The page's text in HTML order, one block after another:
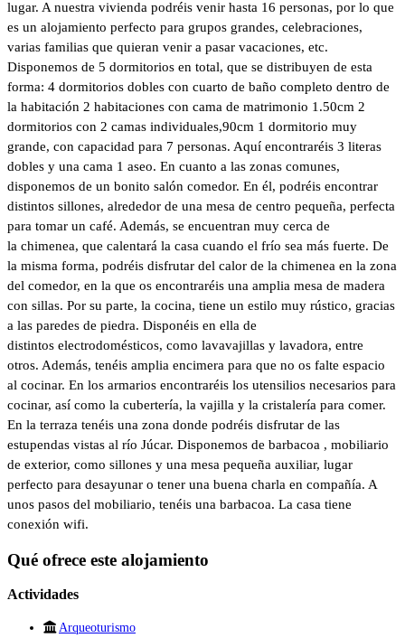
lugar. A nuestra vivienda podréis venir hasta 16 personas, por lo que
es un alojamiento perfecto para grupos grandes, celebraciones,
varias familias que quieran venir a pasar vacaciones, etc.
Disponemos de 5 dormitorios en total, que se distribuyen de esta
forma: 4 dormitorios dobles con cuarto de baño completo dentro de
la habitación 2 habitaciones con cama de matrimonio 1.50cm 2
dormitorios con 2 camas individuales,90cm 1 dormitorio muy
grande, con capacidad para 7 personas. Aquí encontraréis 3 literas
dobles y una cama 1 aseo. En cuanto a las zonas comunes,
disponemos de un bonito salón comedor. En él, podréis encontrar
distintos sillones, alrededor de una mesa de centro pequeña, perfecta
para tomar un café. Además, se encuentran muy cerca de
la chimenea, que calentará la casa cuando el frío sea más fuerte. De
la misma forma, podréis disfrutar del calor de la chimenea en la zona
del comedor, en la que os encontraréis una amplia mesa de madera
con sillas. Por su parte, la cocina, tiene un estilo muy rústico, gracias
a las paredes de piedra. Disponéis en ella de
distintos electrodomésticos, como lavavajillas y lavadora, entre
otros. Además, tenéis amplia encimera para que no os falte espacio
al cocinar. En los armarios encontraréis los utensilios necesarios para
cocinar, así como la cubertería, la vajilla y la cristalería para comer.
En la terraza tenéis una zona donde podréis disfrutar de las
estupendas vistas al río Júcar. Disponemos de barbacoa , mobiliario
de exterior, como sillones y una mesa pequeña auxiliar, lugar
perfecto para desayunar o tener una buena charla en compañía. A
unos pasos del mobiliario, tenéis una barbacoa. La casa tiene
conexión wifi.
Qué ofrece este alojamiento
Actividades
Arqueoturismo